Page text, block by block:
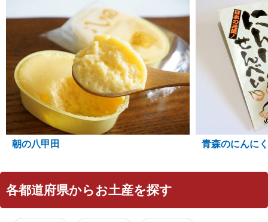
朝の八甲田 青森のにんに
各都道府県からお土産を探す